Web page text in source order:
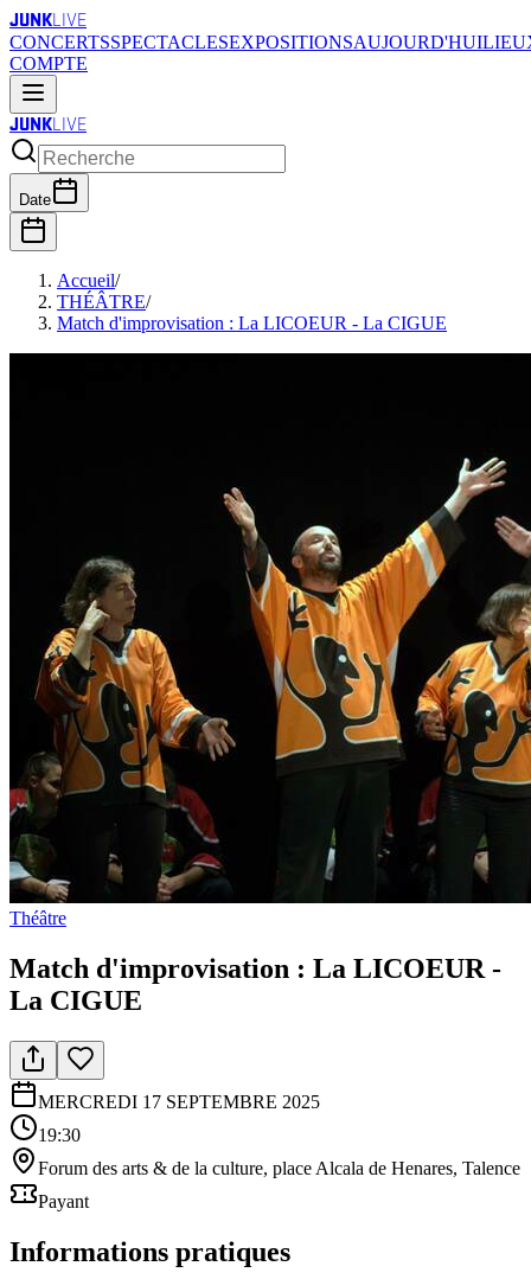
JUNKLIVE
CONCERTSSPECTACLESEXPOSITIONSAUJOURD'HUI
COMPTE
JUNKLIVE
Date
Accueil/
THÉÂTRE/
Match d'improvisation : La LICOEUR - La CIGUE
Théâtre
Match d'improvisation : La LICOEUR -
La CIGUE
MERCREDI 17 SEPTEMBRE 2025
19:30
Forum des arts & de la culture, place Alcala de Henares, Talence
Payant
Informations pratiques